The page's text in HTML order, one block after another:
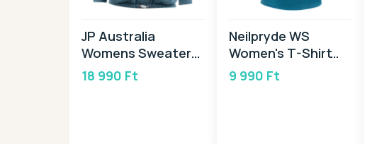
JP Australia
Womens Sweater
2026
18 990 Ft
Neilpryde WS
Women's T-Shirt
2026
9 990 Ft